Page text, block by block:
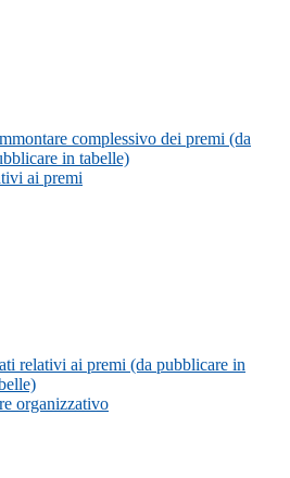
complessivo dei premi (da
in tabelle)
ai premi
relativi ai premi (da pubblicare in
organizzativo